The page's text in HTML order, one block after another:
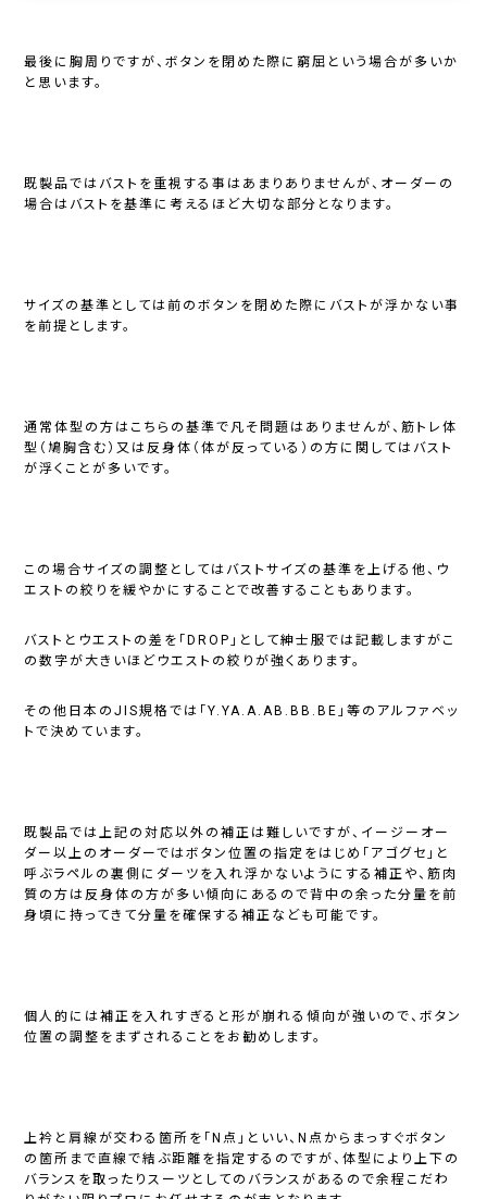
最後に胸周りですが、ボタンを閉めた際に窮屈という場合が多いか
と思います。
既製品ではバストを重視する事はあまりありませんが、オーダーの
場合はバストを基準に考えるほど大切な部分となります。
サイズの基準としては前のボタンを閉めた際にバストが浮かない事
を前提とします。
通常体型の方はこちらの基準で凡そ問題はありませんが、筋トレ体
型（鳩胸含む）又は反身体（体が反っている）の方に関してはバスト
が浮くことが多いです。
この場合サイズの調整としてはバストサイズの基準を上げる他、ウ
エストの絞りを緩やかにすることで改善することもあります。
バストとウエストの差を「DROP」として紳士服では記載しますがこ
の数字が大きいほどウエストの絞りが強くあります。
その他日本のJIS規格では「Y.YA.A.AB.BB.BE」等のアルファベッ
トで決めています。
既製品では上記の対応以外の補正は難しいですが、イージーオー
ダー以上のオーダーではボタン位置の指定をはじめ「アゴグセ」と
呼ぶラペルの裏側にダーツを入れ浮かないようにする補正や、筋肉
質の方は反身体の方が多い傾向にあるので背中の余った分量を前
身頃に持ってきて分量を確保する補正なども可能です。
個人的には補正を入れすぎると形が崩れる傾向が強いので、ボタン
位置の調整をまずされることをお勧めします。
上衿と肩線が交わる箇所を「N点」といい、N点からまっすぐボタン
の箇所まで直線で結ぶ距離を指定するのですが、体型により上下の
バランスを取ったりスーツとしてのバランスがあるので余程こだわ